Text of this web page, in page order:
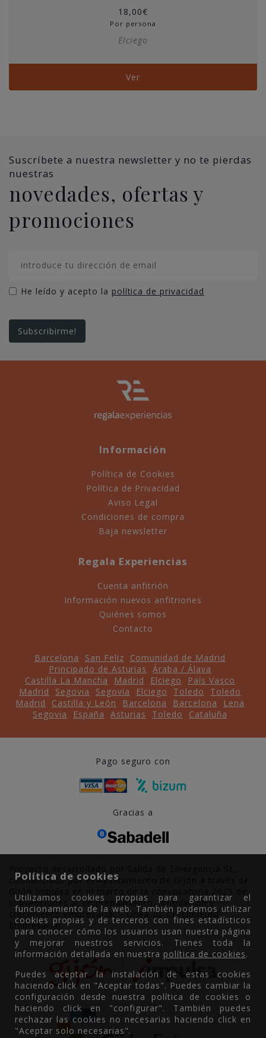
18,00€
Por persona
Elciego
Ver
Suscríbete a nuestra newsletter y no te pierdas
nuestras
novedades, ofertas y
promociones
He leído y acepto la política de privacidad
Información
Política de Cookies
Política de Privacidad
Aviso Legal
Condiciones de compra
Baja newsletter
Regala Experiencias
Cuenta anfitrión
Información nuevos anfitriones
Quiénes somos
Contacto
Barcelona San Feliz
Comunidad de Madrid
Principado de Asturias
Áraba / Álava
Castilla La Mancha
Madrid Elciego
País Vasco
Madrid
Segovia Segovia Elciego Toledo
Toledo
Madrid
Castilla y León Barcelona Barcelona
Lena
Segovia
España Asturias Toledo Cataluña
Pago seguro con
Gracias a
cofinanciado por el Ayuntamiento de Gijón a través de
Gijón Impulsa en el marco de la convocatoria 2025 de
subvenciones al emprendimiento, innovación y
crecimiento empresarial – Línea III. Crecimiento
Empresarial.
Política de cookies
Utilizamos cookies propias para garantizar el
funcionamiento de la web. También podemos utilizar
cookies propias y de terceros con fines estadísticos
para conocer cómo los usuarios usan nuestra página
y mejorar nuestros servicios. Tienes toda la
información detallada en nuestra política de cookies.
Puedes aceptar la instalación de estas cookies
haciendo click en "Aceptar todas". Puedes cambiar la
configuración desde nuestra política de cookies o
haciendo click en "configurar". También puedes
rechazar las cookies no necesarias haciendo click en
"Aceptar solo necesarias".